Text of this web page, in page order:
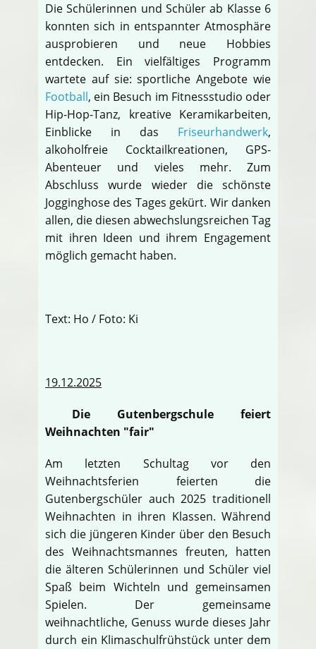
Die Schülerinnen und Schüler ab Klasse 6
konnten sich in entspannter Atmosphäre
ausprobieren und neue Hobbies
entdecken. Ein vielfältiges Programm
wartete auf sie: sportliche Angebote wie
Football, ein Besuch im Fitnessstudio oder
Hip-Hop-Tanz, kreative Keramikarbeiten,
Einblicke in das Friseurhandwerk,
alkoholfreie Cocktailkreationen, GPS-
Abenteuer und vieles mehr. Zum
Abschluss wurde wieder die schönste
Jogginghose des Tages gekürt. Wir danken
allen, die diesen abwechslungsreichen Tag
mit ihren Ideen und ihrem Engagement
möglich gemacht haben.
Text: Ho / Foto: Ki
19.12.2025
Die Gutenbergschule feiert
Weihnachten "fair"
Am letzten Schultag vor den
Weihnachtsferien feierten die
Gutenbergschüler auch 2025 traditionell
Weihnachten in ihren Klassen. Während
sich die jüngeren Kinder über den Besuch
des Weihnachtsmannes freuten, hatten
die älteren Schülerinnen und Schüler viel
Spaß beim Wichteln und gemeinsamen
Spielen. Der gemeinsame
weihnachtliche, Genuss wurde dieses Jahr
durch ein Klimaschulfrühstück unter dem